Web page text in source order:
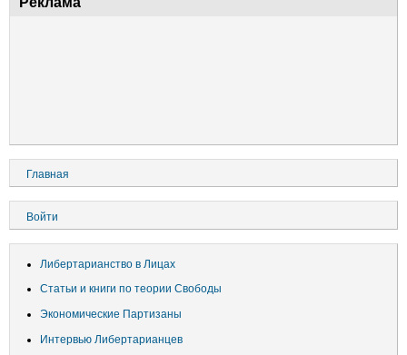
Основная
навигация
Главная
Меню
учётной
пользователя
Войти
Либертарианство в Лицах
Статьи и книги по теории Свободы
Экономические Партизаны
Интервью Либертарианцев